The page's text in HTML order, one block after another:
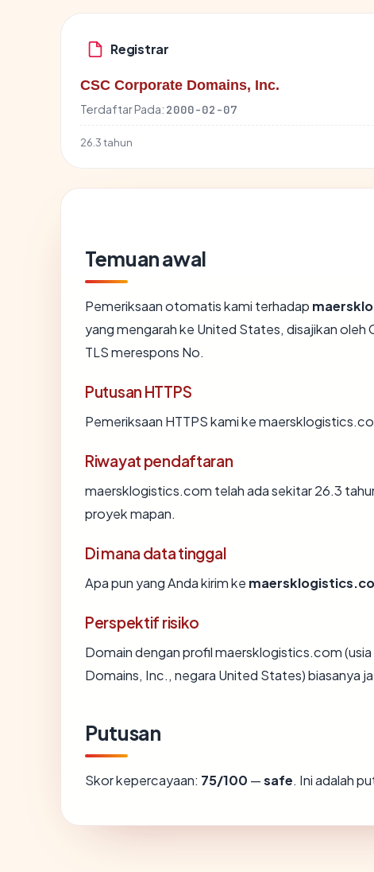
Registrar
CSC Corporate Domains, Inc.
Terdaftar Pada: 2000-02-07
26.3 tahun
Temuan awal
Pemeriksaan otomatis kami terhadap
yang mengarah ke United States, disajikan
TLS merespons No.
Putusan HTTPS
Pemeriksaan HTTPS kami ke
Riwayat pendaftaran
maersklogistics.com telah ada sekitar 26.3
proyek mapan.
Di mana data tinggal
Apa pun yang Anda kirim ke
Perspektif risiko
Domain dengan profil maersklogistics.com
Domains, Inc., negara United States) biasanya
Putusan
Skor kepercayaan: 75/100 —safe. Ini adalah